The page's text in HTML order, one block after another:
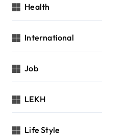
Health
International
Job
LEKH
Life Style